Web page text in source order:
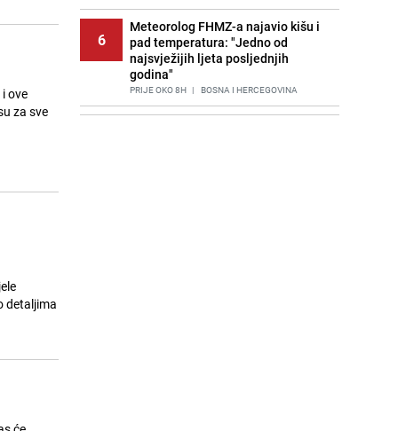
ove
za sve
detaljima
6
Meteorolog FHMZ-a najavio kišu i
pad temperatura: "Jedno od
najsvježijih ljeta posljednjih
godina"
PRIJE OKO 8H | BOSNA I HERCEGOVINA